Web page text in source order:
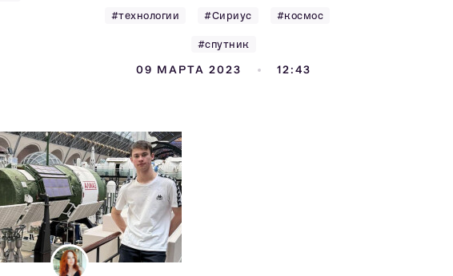
#технологии #Сириус #космос
#спутник
09 МАРТА 2023 12:43